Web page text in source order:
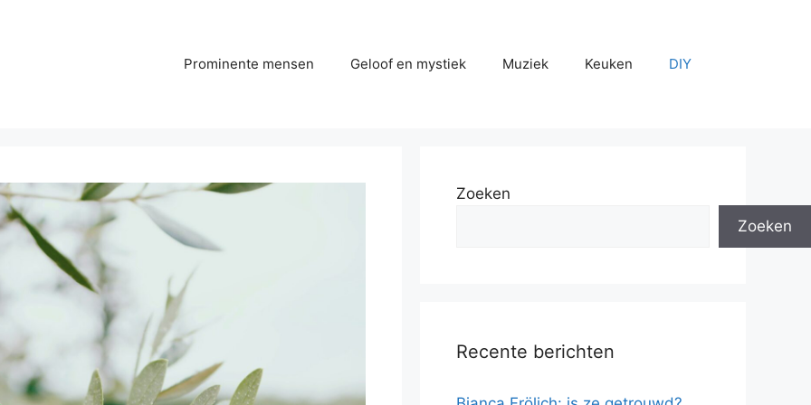
Prominente mensen Geloof en mystiek Muziek Keuken DIY
Zoeken
Zoeken
Recente berichten